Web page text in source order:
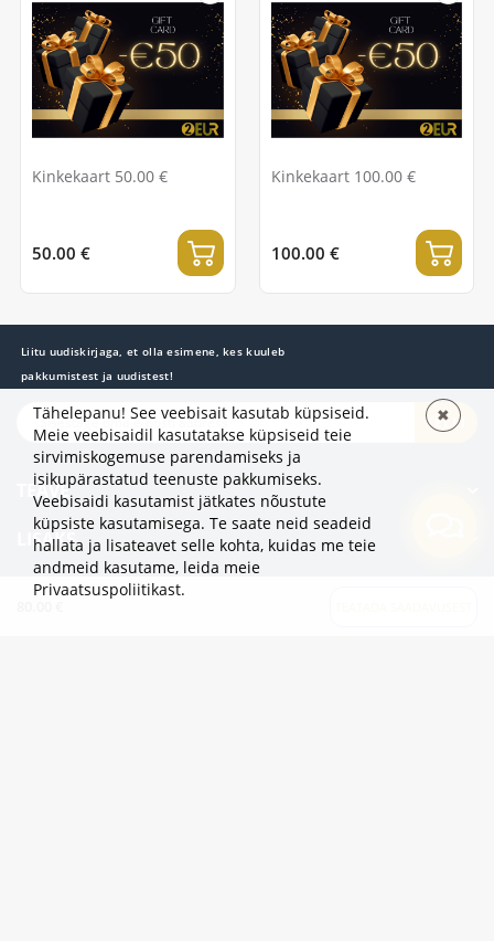
Kinkekaart 50.00 €
50.00 €
Kinkekaart 100.00 €
100.00 €
Liitu uudiskirjaga, et olla esimene, kes kuuleb
pakkumistest ja uudistest!
TELLI
TEAVE
LISAKS
KATEGOORIAD
Tähelepanu! See veebisait kasutab küpsiseid.
Meie veebisaidil kasutatakse küpsiseid teie
sirvimiskogemuse parendamiseks ja
isikupärastatud teenuste pakkumiseks.
Veebisaidi kasutamist jätkates nõustute
küpsiste kasutamisega. Te saate neid seadeid
hallata ja lisateavet selle kohta, kuidas me teie
andmeid kasutame, leida meie
Privaatsuspoliitikast.
✖